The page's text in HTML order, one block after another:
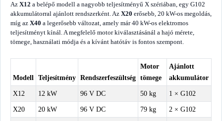
Az X12 a belépő modell a nagyobb teljesítményű X szériában, egy G102
akkumulátorral ajánlott rendszerként. Az X20 erősebb, 20 kW-os megoldás,
míg az X40 a legerősebb változat, amely már 40 kW-os elektromos
teljesítményt kínál. A megfelelő motor kiválasztásánál a hajó mérete,
tömege, használati módja és a kívánt hatótáv is fontos szempont.
Modell Teljesítmény Rendszerfeszültség
Motor
tömege
Ajánlott
akkumulátor
X12 12 kW 96 V DC 50 kg 1 × G102
X20 20 kW 96 V DC 79 kg 2 × G102